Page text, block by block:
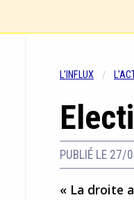
L'INFLUX
PUBLIÉ LE
« La droite